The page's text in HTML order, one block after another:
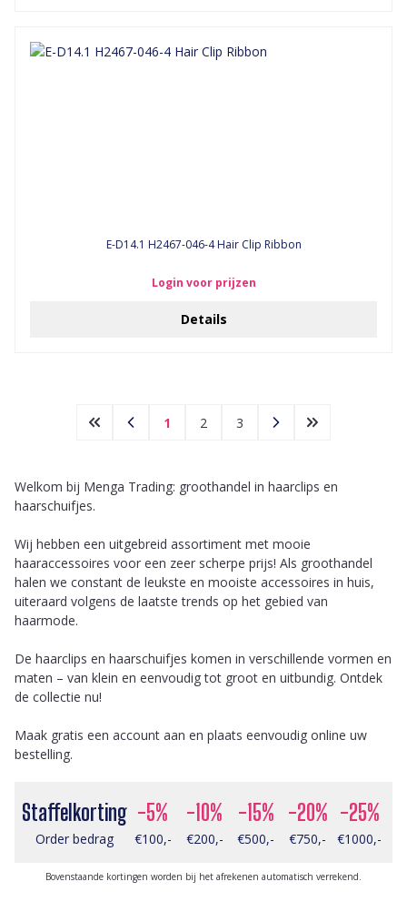
E-D14.1 H2467-046-4 Hair Clip Ribbon
Login voor prijzen
Details
1 2 3
Welkom bij Menga Trading: groothandel in haarclips en
haarschuifjes.
Wij hebben een uitgebreid assortiment met mooie
haaraccessoires voor een zeer scherpe prijs! Als groothandel
halen we constant de leukste en mooiste accessoires in huis,
uiteraard volgens de laatste trends op het gebied van
haarmode.
De haarclips en haarschuifjes komen in verschillende vormen en
maten – van klein en eenvoudig tot groot en uitbundig. Ontdek
de collectie nu!
Maak gratis een account aan en plaats eenvoudig online uw
bestelling.
Staffelkorting -5% -10% -15% -20% -25%
Order bedrag €100,- €200,- €500,- €750,- €1000,-
Bovenstaande kortingen worden bij het afrekenen automatisch verrekend.